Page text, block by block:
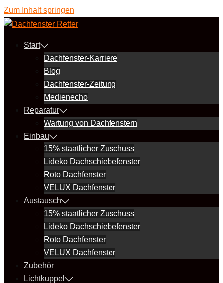
Zum Inhalt springen
Start
Dachfenster-Karriere
Blog
Dachfenster-Zeitung
Medienecho
Reparatur
Wartung von Dachfenstern
Einbau
15% staatlicher Zuschuss
Lideko Dachschiebefenster
Roto Dachfenster
VELUX Dachfenster
Austausch
15% staatlicher Zuschuss
Lideko Dachschiebefenster
Roto Dachfenster
VELUX Dachfenster
Zubehör
Lichtkuppel